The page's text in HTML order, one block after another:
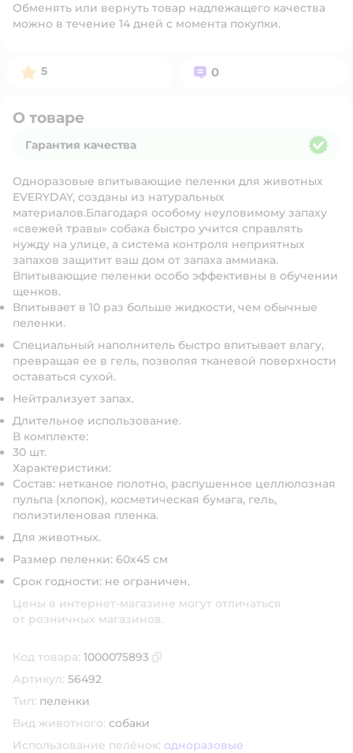
Обменять или вернуть товар надлежащего качества
можно в течение 14 дней с момента покупки.
Рейтинг:
5 Вопросов:
0
О товаре
Гарантия качества
Одноразовые впитывающие пеленки для животных
EVERYDAY, созданы из натуральных
материалов.Благодаря особому неуловимому запаху
«свежей травы» собака быстро учится справлять
нужду на улице, а система контроля неприятных
запахов защитит ваш дом от запаха аммиака.
Впитывающие пеленки особо эффективны в обучении
щенков.
Впитывает в 10 раз больше жидкости, чем обычные
пеленки.
Специальный наполнитель быстро впитывает влагу,
превращая ее в гель, позволяя тканевой поверхности
оставаться сухой.
Нейтрализует запах.
Длительное использование.
В комплекте:
30 шт.
Характеристики:
Состав: нетканое полотно, распушенное целлюлозная
пульпа (хлопок), косметическая бумага, гель,
полиэтиленовая пленка.
Для животных.
Размер пеленки: 60х45 см
Срок годности: не ограничен.
Цены в интернет-магазине могут отличаться
от розничных магазинов.
Код товара: 1000075893
Артикул: 56492
Тип: пеленки
Вид животного: собаки
Использование пелёнок: одноразовые